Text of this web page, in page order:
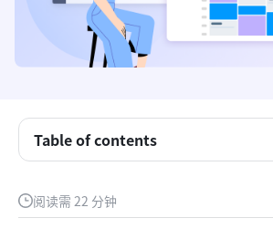
阅读需 22 分钟
Table of contents
对比表：Calendly 与顶级替代方案
人们为什么寻找Calendly的替代方案